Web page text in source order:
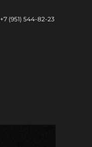
+7 (951) 544-82-23